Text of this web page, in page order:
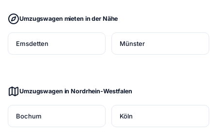
Umzugswagen mieten in der Nähe
Emsdetten Münster
Umzugswagen in Nordrhein-Westfalen
Bochum Köln